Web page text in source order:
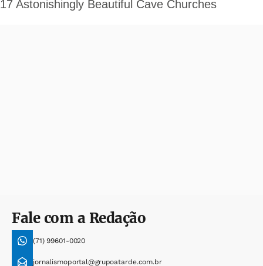
Fale com a Redação
(71) 99601-0020
jornalismoportal@grupoatarde.com.br